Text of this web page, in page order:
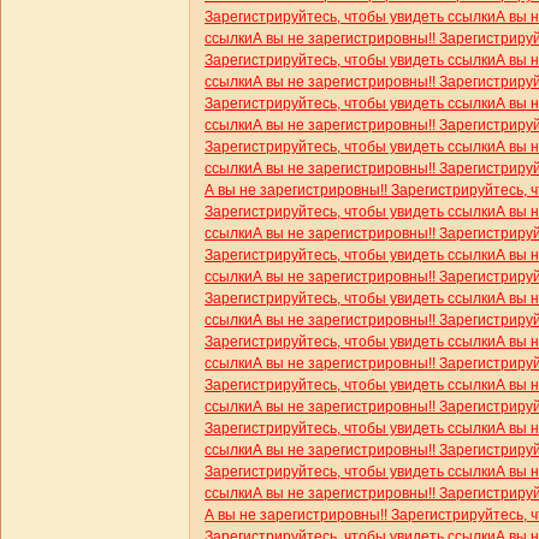
Зарегистрируйтесь, чтобы увидеть ссылкиА вы
ссылкиА вы не зарегистрировны!!
Зарегистрируйтесь, чтобы увидеть ссылкиА вы
ссылкиА вы не зарегистрировны!!
Зарегистрируйтесь, чтобы увидеть ссылкиА вы
ссылкиА вы не зарегистрировны!!
Зарегистрируйтесь, чтобы увидеть ссылкиА вы
ссылкиА вы не зарегистрировны!!
А вы не зарегистрировны!! Зарегистрируйтесь,
Зарегистрируйтесь, чтобы увидеть ссылкиА вы
ссылкиА вы не зарегистрировны!!
Зарегистрируйтесь, чтобы увидеть ссылкиА вы
ссылкиА вы не зарегистрировны!!
Зарегистрируйтесь, чтобы увидеть ссылкиА вы
ссылкиА вы не зарегистрировны!!
Зарегистрируйтесь, чтобы увидеть ссылкиА вы
ссылкиА вы не зарегистрировны!!
Зарегистрируйтесь, чтобы увидеть ссылкиА вы
ссылкиА вы не зарегистрировны!!
Зарегистрируйтесь, чтобы увидеть ссылкиА вы
ссылкиА вы не зарегистрировны!!
Зарегистрируйтесь, чтобы увидеть ссылкиА вы
ссылкиА вы не зарегистрировны!!
А вы не зарегистрировны!! Зарегистрируйтесь,